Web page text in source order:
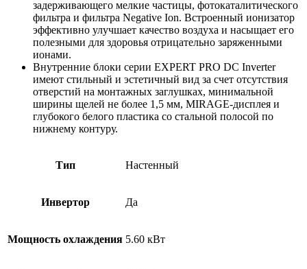
задерживающего мелкие частицы, фотокаталитического
фильтра и фильтра Negative Ion. Встроенный ионизатор
эффективно улучшает качество воздуха и насыщает его
полезными для здоровья отрицательно заряженными
ионами.
Внутренние блоки серии EXPERT PRO DC Inverter
имеют стильный и эстетичный вид за счет отсутствия
отверстий на монтажных заглушках, минимальной
ширины щелей не более 1,5 мм, MIRAGE-дисплея и
глубокого белого пластика со стальной полосой по
нижнему контуру.
Тип Настенный
Инвертор Да
Мощность охлаждения 5.60 кВт